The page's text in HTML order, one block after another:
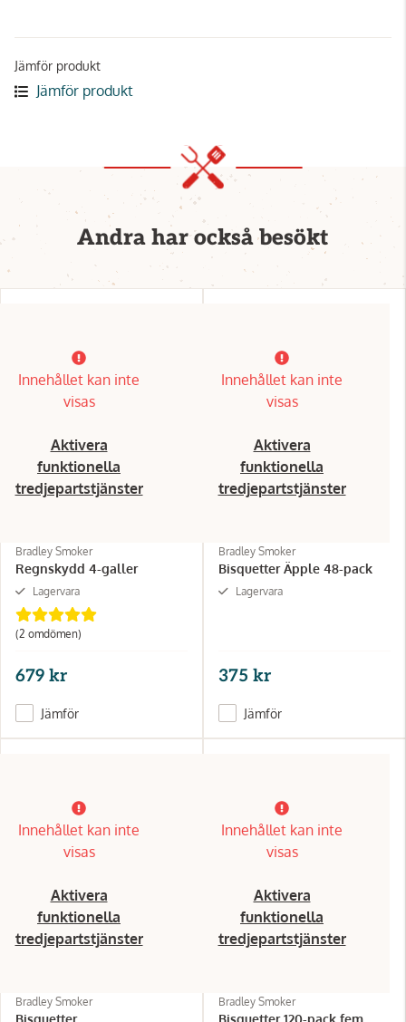
Jämför produkt
Jämför produkt
Andra har också besökt
Innehållet kan inte
visas
Aktivera
funktionella
tredjepartstjänster
Bradley Smoker
Regnskydd 4-galler
Lagervara
(2 omdömen)
679 kr
Jämför
Innehållet kan inte
visas
Aktivera
funktionella
tredjepartstjänster
Bradley Smoker
Bisquetter Äpple 48-pack
Lagervara
375 kr
Jämför
Innehållet kan inte
visas
Aktivera
funktionella
tredjepartstjänster
Bradley Smoker
Bisquetter
Innehållet kan inte
visas
Aktivera
funktionella
tredjepartstjänster
Bradley Smoker
Bisquetter 120-pack fem